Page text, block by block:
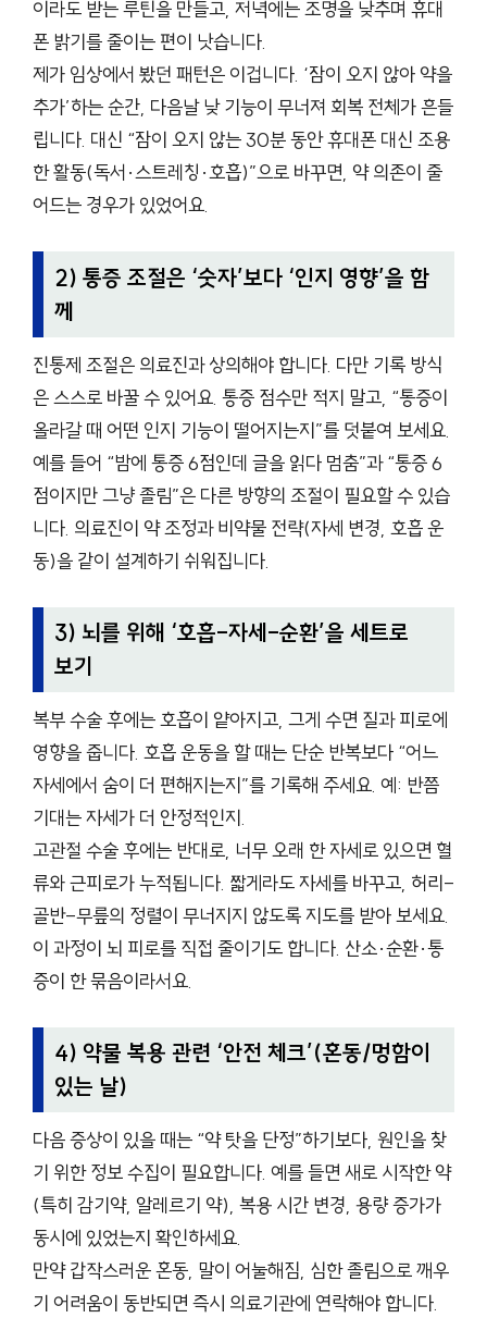
이라도 받는 루틴을 만들고, 저녁에는 조명을 낮추며 휴대
폰 밝기를 줄이는 편이 낫습니다.
제가 임상에서 봤던 패턴은 이겁니다. ‘잠이 오지 않아 약을
추가’하는 순간, 다음날 낮 기능이 무너져 회복 전체가 흔들
립니다. 대신 “잠이 오지 않는 30분 동안 휴대폰 대신 조용
한 활동(독서·스트레칭·호흡)”으로 바꾸면, 약 의존이 줄
어드는 경우가 있었어요.
2) 통증 조절은 ‘숫자’보다 ‘인지 영향’을 함
께
진통제 조절은 의료진과 상의해야 합니다. 다만 기록 방식
은 스스로 바꿀 수 있어요. 통증 점수만 적지 말고, “통증이
올라갈 때 어떤 인지 기능이 떨어지는지”를 덧붙여 보세요.
예를 들어 “밤에 통증 6점인데 글을 읽다 멈춤”과 “통증 6
점이지만 그냥 졸림”은 다른 방향의 조절이 필요할 수 있습
니다. 의료진이 약 조정과 비약물 전략(자세 변경, 호흡 운
동)을 같이 설계하기 쉬워집니다.
3) 뇌를 위해 ‘호흡-자세-순환’을 세트로
보기
복부 수술 후에는 호흡이 얕아지고, 그게 수면 질과 피로에
영향을 줍니다. 호흡 운동을 할 때는 단순 반복보다 “어느
자세에서 숨이 더 편해지는지”를 기록해 주세요. 예: 반쯤
기대는 자세가 더 안정적인지.
고관절 수술 후에는 반대로, 너무 오래 한 자세로 있으면 혈
류와 근피로가 누적됩니다. 짧게라도 자세를 바꾸고, 허리-
골반-무릎의 정렬이 무너지지 않도록 지도를 받아 보세요.
이 과정이 뇌 피로를 직접 줄이기도 합니다. 산소·순환·통
증이 한 묶음이라서요.
4) 약물 복용 관련 ‘안전 체크’(혼동/멍함이
있는 날)
다음 증상이 있을 때는 “약 탓을 단정”하기보다, 원인을 찾
기 위한 정보 수집이 필요합니다. 예를 들면 새로 시작한 약
(특히 감기약, 알레르기 약), 복용 시간 변경, 용량 증가가
동시에 있었는지 확인하세요.
만약 갑작스러운 혼동, 말이 어눌해짐, 심한 졸림으로 깨우
기 어려움이 동반되면 즉시 의료기관에 연락해야 합니다.